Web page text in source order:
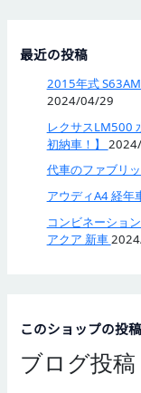
最近の投稿
2015年式
2024/04/29
レクサスLM500
初納車！】
代車のファブリ
アウディA4 経年
コンビネーショ
アクア 新車
このショップの投稿
ブログ投稿